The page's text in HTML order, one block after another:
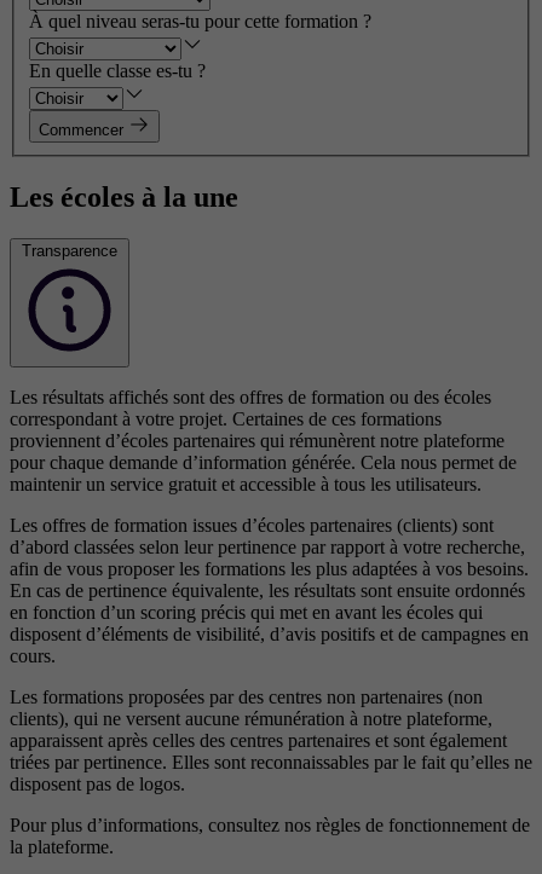
À quel niveau seras-tu pour cette formation ?
En quelle classe es-tu ?
Commencer
Les écoles à la une
Transparence
Les résultats affichés sont des offres de formation ou des écoles
correspondant à votre projet. Certaines de ces formations
proviennent d’écoles partenaires qui rémunèrent notre plateforme
pour chaque demande d’information générée. Cela nous permet de
maintenir un service gratuit et accessible à tous les utilisateurs.
Les offres de formation issues d’écoles partenaires (clients) sont
d’abord classées selon leur pertinence par rapport à votre recherche,
afin de vous proposer les formations les plus adaptées à vos besoins.
En cas de pertinence équivalente, les résultats sont ensuite ordonnés
en fonction d’un scoring précis qui met en avant les écoles qui
disposent d’éléments de visibilité, d’avis positifs et de campagnes en
cours.
Les formations proposées par des centres non partenaires (non
clients), qui ne versent aucune rémunération à notre plateforme,
apparaissent après celles des centres partenaires et sont également
triées par pertinence. Elles sont reconnaissables par le fait qu’elles ne
disposent pas de logos.
Pour plus d’informations, consultez nos règles de fonctionnement de
la plateforme.